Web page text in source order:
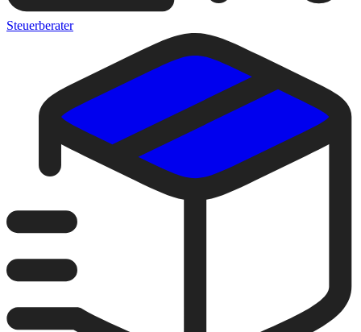
Steuerberater